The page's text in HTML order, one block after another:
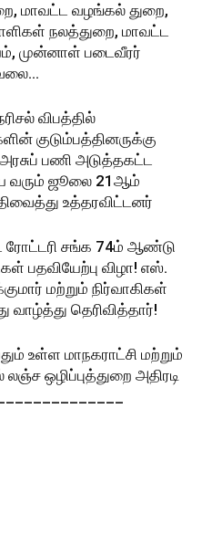
மாவட்ட வழங்கல் துறை,
நலத்துறை, மாவட்ட
முன்னாள் படைவீரர்
விபத்தில்
குடும்பத்தினருக்கு
பணி அடுத்தகட்ட
வரும் ஜூலை 21ஆம்
உத்தரவிட்டனர்
ரோட்டரி சங்க 74ம் ஆண்டு
பதவியேற்பு விழா! எஸ்.
மற்றும் நிர்வாகிகள்
வாழ்த்து தெரிவித்தார்!
உள்ள மாநகராட்சி மற்றும்
லஞ்ச ஒழிப்புத்துறை அதிரடி